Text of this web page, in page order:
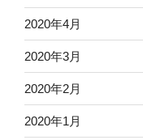
2020年4月
2020年3月
2020年2月
2020年1月